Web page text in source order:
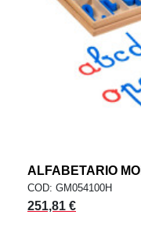
ALFABETARIO
COD: GM054100H
251,81 €